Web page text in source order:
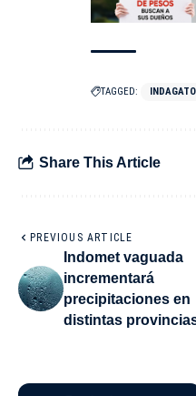
TAGGED:
Share This Article
PREVIOUS ARTICLE
Indomet vaguada
incrementará
precipitaciones en
distintas